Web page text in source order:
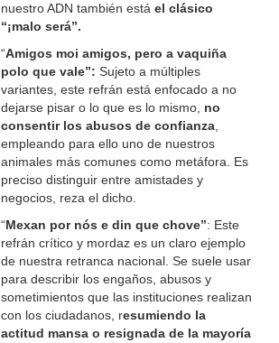
nuestro ADN también está el clásico
“¡malo será”.
“Amigos moi amigos, pero a vaquiña
polo que vale”: Sujeto a múltiples
variantes, este refrán está enfocado a no
dejarse pisar o lo que es lo mismo, no
consentir los abusos de confianza,
empleando para ello uno de nuestros
animales más comunes como metáfora. Es
preciso distinguir entre amistades y
negocios, reza el dicho.
“Mexan por nós e din que chove”: Este
refrán crítico y mordaz es un claro ejemplo
de nuestra retranca nacional. Se suele usar
para describir los engaños, abusos y
sometimientos que las instituciones realizan
con los ciudadanos, resumiendo la
actitud mansa o resignada de la mayoría